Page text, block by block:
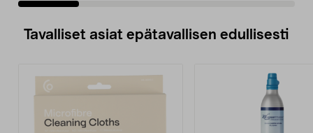
Tavalliset asiat epätavallisen edullisesti